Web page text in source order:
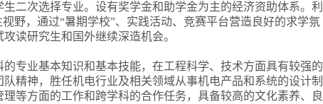
二次选择专业。设有奖学金和助学金为主的经济资助体系。利
野，通过“暑期学校”、实践活动、竞赛平台营造良好的求学氛
读研究生和国外继续深造机会。
专业基本知识和基本技能，在工程科学、技术方面具有较强的
精神，胜任机电行业及相关领域从事机电产品和系统的设计制
等方面的工作和跨学科的合作任务，具备较高的文化素养、良